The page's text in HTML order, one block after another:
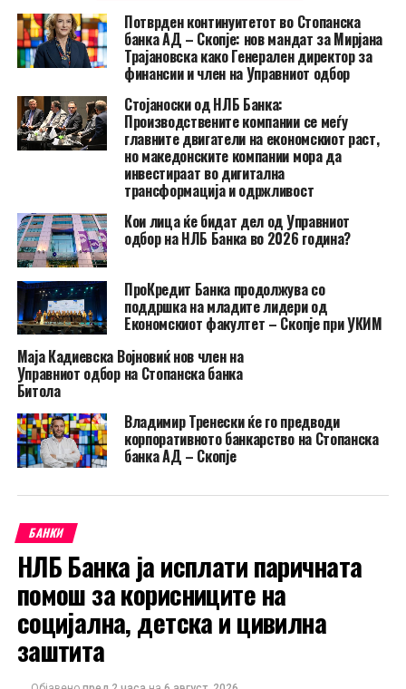
Потврден континуитетот во Стопанска
банка АД – Скопје: нов мандат за Мирјана
Трајановска како Генерален директор за
финансии и член на Управниот одбор
Стојаноски од НЛБ Банка:
Производствените компании се меѓу
главните двигатели на економскиот раст,
но македонските компании мора да
инвестираат во дигитална
трансформација и одржливост
Кои лица ќе бидат дел од Управниот
одбор на НЛБ Банка во 2026 година?
ПроКредит Банка продолжува со
поддршка на младите лидери од
Економскиот факултет – Скопје при УКИМ
Маја Кадиевска Војновиќ нов член на
Управниот одбор на Стопанска банка
Битола
Владимир Тренески ќе го предводи
корпоративното банкарство на Стопанска
банка АД – Скопје
БАНКИ
НЛБ Банка ја исплати паричната
помош за корисниците на
социјална, детска и цивилна
заштита